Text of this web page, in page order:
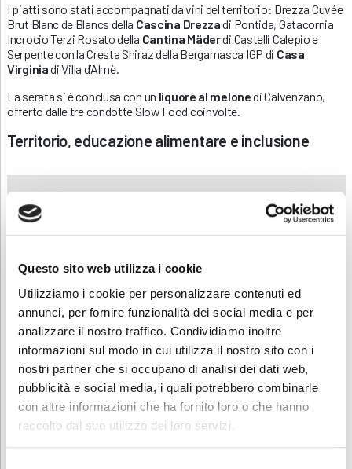
Questo sito web utilizza i cookie
Utilizziamo i cookie per personalizzare contenuti ed
annunci, per fornire funzionalità dei social media e per
analizzare il nostro traffico. Condividiamo inoltre
informazioni sul modo in cui utilizza il nostro sito con i
nostri partner che si occupano di analisi dei dati web,
pubblicità e social media, i quali potrebbero combinarle
con altre informazioni che ha fornito loro o che hanno
raccolto dal suo utilizzo dei loro servizi.
I piatti sono stati accompagnati da vini del territorio: Drezza Cuvée
Brut Blanc de Blancs della Cascina Drezzadi Pontida, Gatacornia
Incrocio Terzi Rosato della Cantina Mäderdi Castelli Calepio e
Serpente con la Cresta Shiraz della Bergamasca IGP di Casa
Virginiadi Villa d’Almè.
La serata si è conclusa con un liquore al melonedi Calvenzano,
offerto dalle tre condotte Slow Food coinvolte.
Territorio, educazione alimentare e inclusione
“Portare lo spirito di Slow Food dentro una
scuola significa insegnare ai ragazzi che
cucinare non è solo eseguire una ricetta,
ma capire l’origine di ciò che si ha nel
piatto.”
Federico Crippa– vicepresidente della
condotta Slow Food Bassa Bergamasca